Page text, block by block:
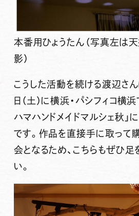
本番用ひょうたん（写真左は
影）
こうした活動を続ける渡辺さん
日（土）に横浜・パシフィコ横
ハマハンドメイドマルシェ秋」
です。 作品を直接手に取って
会となるため、こちらもぜひ足
い。